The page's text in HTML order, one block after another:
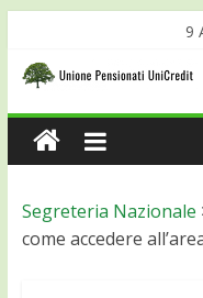
9
Segreteria Nazionale
come accedere